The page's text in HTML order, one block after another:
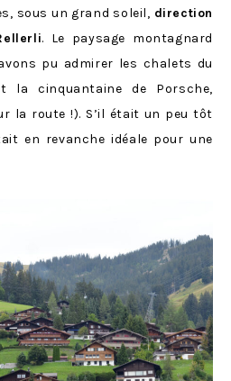
sous un grand soleil, direction
. Le paysage montagnard
pu admirer les chalets du
la cinquantaine de Porsche,
la route !). S’il était un peu tôt
en revanche idéale pour une